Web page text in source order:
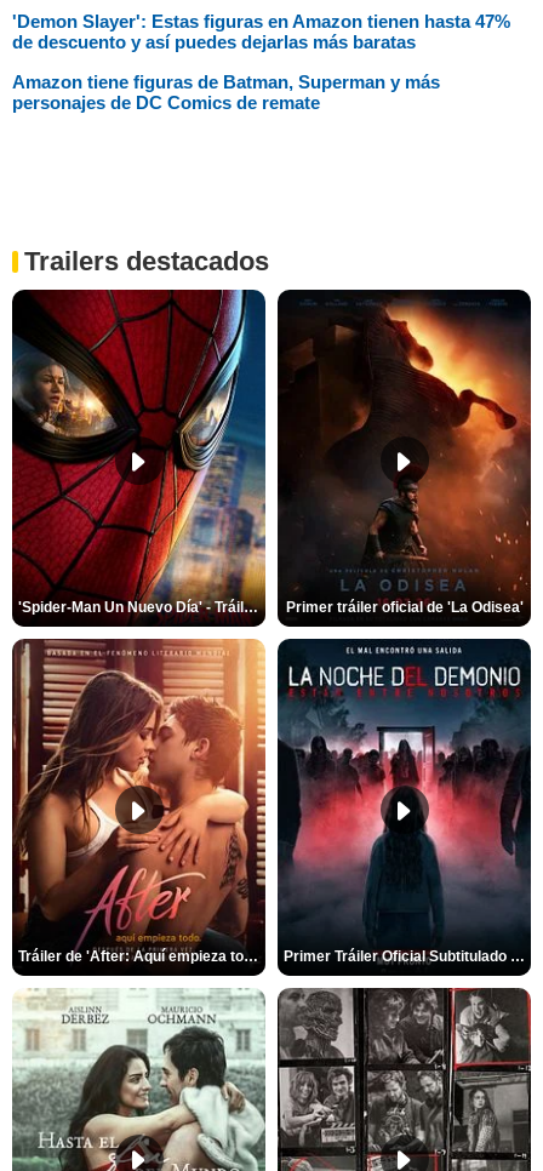
'Demon Slayer': Estas figuras en Amazon tienen hasta 47%
de descuento y así puedes dejarlas más baratas
Amazon tiene figuras de Batman, Superman y más
personajes de DC Comics de remate
Trailers destacados
'Spider-Man Un Nuevo Día' - Tráiler oficial subtitulado Primer tráiler oficial de 'La Odisea'
Tráiler de 'After: Aquí empieza todo' Primer Tráiler Oficial Subtitulado de 'La Noche Del Demonio: Están Entre Nosotros'